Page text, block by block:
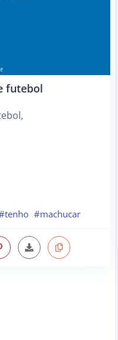
futebol
#machucar